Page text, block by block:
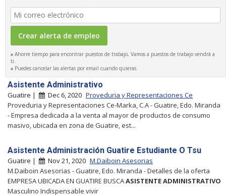
Ahorre tiempo para encontrar puestos de trabajo, Vamos a puestos de trabajo vendrá a
ti.
Puedes cancelar las alertas por email cuando quieras.
Asistente Administrativo
Guatire | Dec 6, 2020 Proveduria y Representaciones Ce
Proveduria y Representaciones Ce-Marka, C.A - Guatire, Edo. Miranda
- Empresa dedicada a la venta al mayor de productos de consumo
masivo, ubicada en zona de Guatire, est...
Asistente Administración Guatire Estudiante O Tsu
Guatire | Nov 21, 2020 M.Daiboin Asesorias
M.Daiboin Asesorias - Guatire, Edo. Miranda - Detalles de la oferta
EMPRESA UBICADA EN GUATIRE BUSCAASISTENTEADMINISTRATIVO
Masculino Indispensable vivir